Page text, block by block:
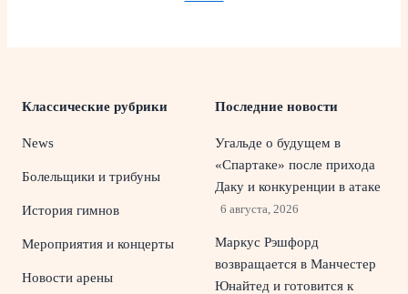
Классические рубрики
News
Болельщики и трибуны
История гимнов
Мероприятия и концерты
Новости арены
Последние новости
Угальде о будущем в
«Спартаке» после прихода
Даку и конкуренции в атаке
6 августа, 2026
Маркус Рэшфорд
возвращается в Манчестер
Юнайтед и готовится к